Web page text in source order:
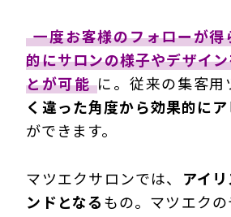
一度お客様のフォローが
的にサロンの様子やデザイ
とが可能 に。従来の集客用
く違った角度から効果的に
ができます。
マツエクサロンでは、 アイ
ンドとなるもの。マツエク